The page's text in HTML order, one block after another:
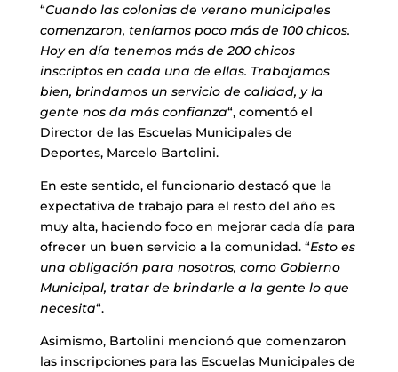
“Cuando las colonias de verano municipales
comenzaron, teníamos poco más de 100 chicos.
Hoy en día tenemos más de 200 chicos
inscriptos en cada una de ellas. Trabajamos
bien, brindamos un servicio de calidad, y la
gente nos da más confianza“, comentó el
Director de las Escuelas Municipales de
Deportes, Marcelo Bartolini.
En este sentido, el funcionario destacó que la
expectativa de trabajo para el resto del año es
muy alta, haciendo foco en mejorar cada día para
ofrecer un buen servicio a la comunidad. “Esto es
una obligación para nosotros, como Gobierno
Municipal, tratar de brindarle a la gente lo que
necesita“.
Asimismo, Bartolini mencionó que comenzaron
las inscripciones para las Escuelas Municipales de